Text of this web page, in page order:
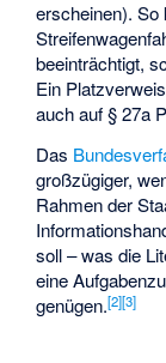
erscheinen). So
beeinträchtigt,
Ein
auch auf § 27a
Das
großzügiger,
Rahmen der
soll – was die
eine
genügen.[2][3]